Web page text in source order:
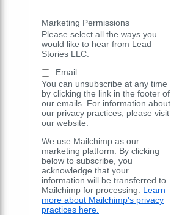
Marketing Permissions
Please select all the ways you
would like to hear from Lead
Stories LLC:
Email
You can unsubscribe at any time
by clicking the link in the footer of
our emails. For information about
our privacy practices, please visit
our website.
We use Mailchimp as our
marketing platform. By clicking
below to subscribe, you
acknowledge that your
information will be transferred to
Mailchimp for processing. Learn
more about Mailchimp's privacy
practices here.